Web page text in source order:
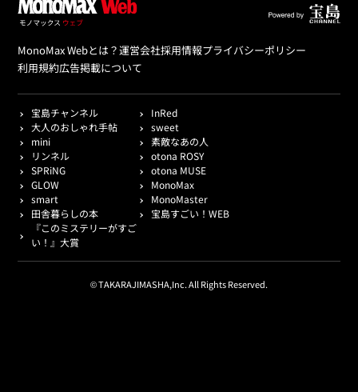
MonoMax Webとは？運営会社採用情報プライバシーポリシー
利用規約広告掲載について
宝島チャンネル
InRed
大人のおしゃれ手帖
sweet
mini
素敵なあの人
リンネル
otona ROSY
SPRiNG
otona MUSE
GLOW
MonoMax
smart
MonoMaster
田舎暮らしの本
宝島すごい！WEB
『このミステリーがすご
い！』大賞
© TAKARAJIMASHA,Inc. All Rights Reserved.